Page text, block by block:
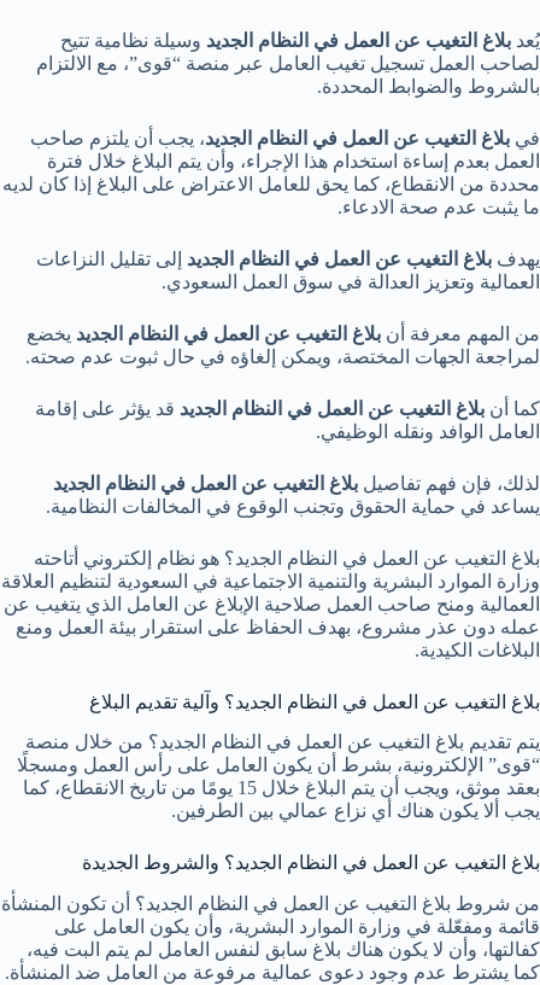
يُعد بلاغ التغيب عن العمل في النظام الجديد وسيلة نظامية تتيح
لصاحب العمل تسجيل تغيب العامل عبر منصة “قوى”، مع الالتزام
بالشروط والضوابط المحددة.
في بلاغ التغيب عن العمل في النظام الجديد، يجب أن يلتزم صاحب
العمل بعدم إساءة استخدام هذا الإجراء، وأن يتم البلاغ خلال فترة
محددة من الانقطاع، كما يحق للعامل الاعتراض على البلاغ إذا كان لديه
ما يثبت عدم صحة الادعاء.
يهدف بلاغ التغيب عن العمل في النظام الجديد إلى تقليل النزاعات
العمالية وتعزيز العدالة في سوق العمل السعودي.
من المهم معرفة أن بلاغ التغيب عن العمل في النظام الجديد يخضع
لمراجعة الجهات المختصة، ويمكن إلغاؤه في حال ثبوت عدم صحته.
كما أن بلاغ التغيب عن العمل في النظام الجديد قد يؤثر على إقامة
العامل الوافد ونقله الوظيفي.
لذلك، فإن فهم تفاصيل بلاغ التغيب عن العمل في النظام الجديد
يساعد في حماية الحقوق وتجنب الوقوع في المخالفات النظامية.
بلاغ التغيب عن العمل في النظام الجديد؟ هو نظام إلكتروني أتاحته
وزارة الموارد البشرية والتنمية الاجتماعية في السعودية لتنظيم العلاقة
العمالية ومنح صاحب العمل صلاحية الإبلاغ عن العامل الذي يتغيب عن
عمله دون عذر مشروع، بهدف الحفاظ على استقرار بيئة العمل ومنع
البلاغات الكيدية.
بلاغ التغيب عن العمل في النظام الجديد؟ وآلية تقديم البلاغ
يتم تقديم بلاغ التغيب عن العمل في النظام الجديد؟ من خلال منصة
“قوى” الإلكترونية، بشرط أن يكون العامل على رأس العمل ومسجلًا
بعقد موثق، ويجب أن يتم البلاغ خلال 15 يومًا من تاريخ الانقطاع، كما
يجب ألا يكون هناك أي نزاع عمالي بين الطرفين.
بلاغ التغيب عن العمل في النظام الجديد؟ والشروط الجديدة
من شروط بلاغ التغيب عن العمل في النظام الجديد؟ أن تكون المنشأة
قائمة ومفعّلة في وزارة الموارد البشرية، وأن يكون العامل على
كفالتها، وأن لا يكون هناك بلاغ سابق لنفس العامل لم يتم البت فيه،
كما يشترط عدم وجود دعوى عمالية مرفوعة من العامل ضد المنشأة.